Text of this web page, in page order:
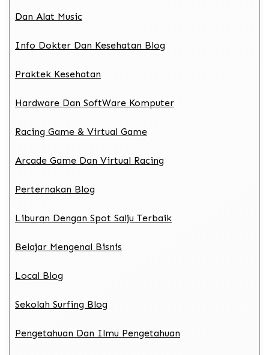
Dan Alat Music
Info Dokter Dan Kesehatan Blog
Praktek Kesehatan
Hardware Dan SoftWare Komputer
Racing Game & Virtual Game
Arcade Game Dan Virtual Racing
Perternakan Blog
Liburan Dengan Spot Salju Terbaik
Belajar Mengenal Bisnis
Local Blog
Sekolah Surfing Blog
Pengetahuan Dan Ilmu Pengetahuan